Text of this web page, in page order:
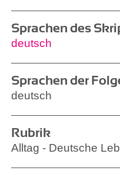
Sprachen des
deutsch
Sprachen der
deutsch
Rubrik
Alltag - Deutsche